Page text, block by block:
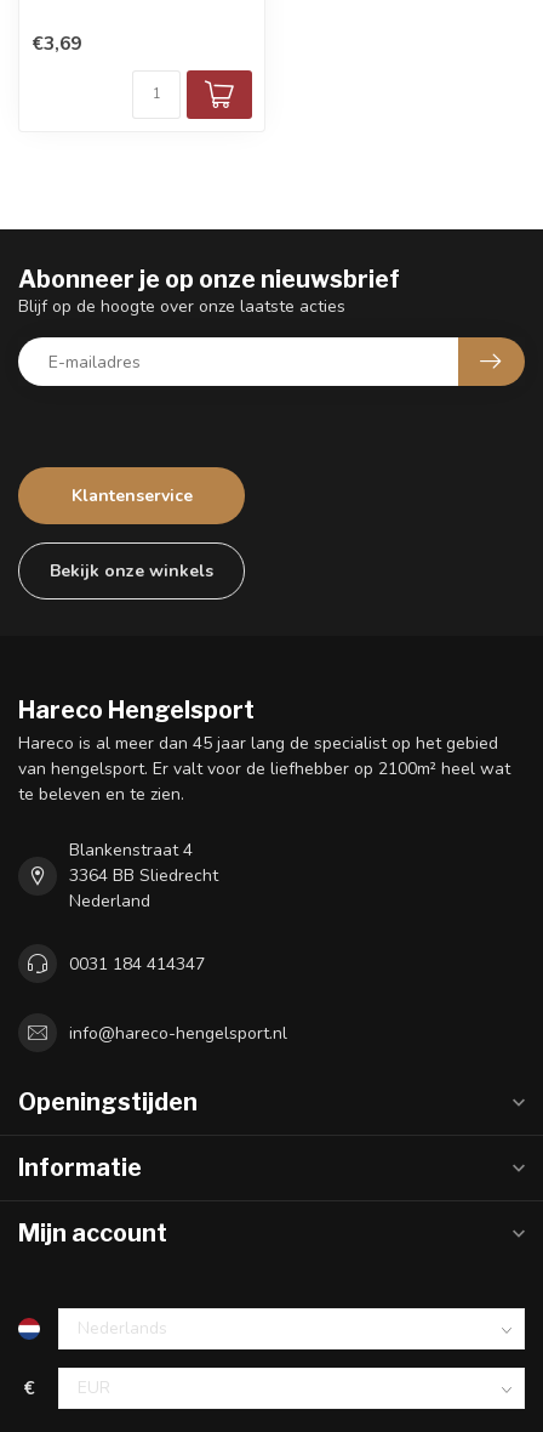
€3,69
Klantenservice
Bekijk onze winkels
Abonneer je op onze nieuwsbrief
Blijf op de hoogte over onze laatste acties
Hareco Hengelsport
Hareco is al meer dan 45 jaar lang de specialist op het gebied
van hengelsport. Er valt voor de liefhebber op 2100m² heel wat
te beleven en te zien.
Blankenstraat 4
3364 BB Sliedrecht
Nederland
0031 184 414347
info@hareco-hengelsport.nl
Openingstijden
Informatie
Mijn account
€